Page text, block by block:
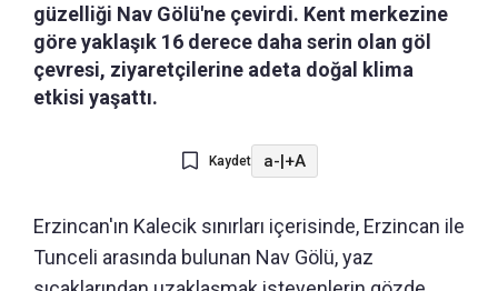
güzelliği Nav Gölü'ne çevirdi. Kent merkezine
göre yaklaşık 16 derece daha serin olan göl
çevresi, ziyaretçilerine adeta doğal klima
etkisi yaşattı.
Kaydet a-|+A
Erzincan'ın Kalecik sınırları içerisinde, Erzincan ile
Tunceli arasında bulunan Nav Gölü, yaz